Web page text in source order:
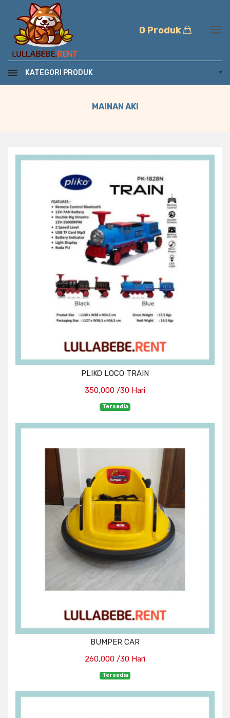
0 Produk
KATEGORI PRODUK
MAINAN AKI
PLIKO LOCO TRAIN
350,000 /30 Hari
Tersedia
BUMPER CAR
260,000 /30 Hari
Tersedia